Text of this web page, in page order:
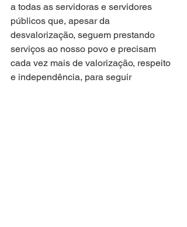
a todas as servidoras e servidores
públicos que, apesar da
desvalorização, seguem prestando
serviços ao nosso povo e precisam
cada vez mais de valorização, respeito
e independência, para seguir